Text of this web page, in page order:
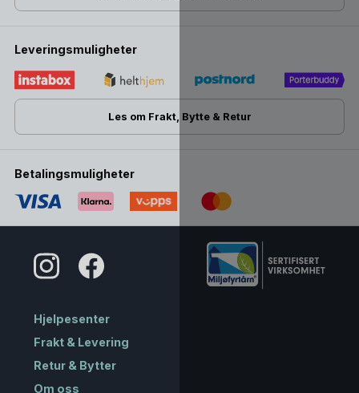
Leveringsmuligheter
Les om Frakt, Bytte & Retur
Betalingsmuligheter
Hjelpesenter
Frakt & Levering
Retur & Bytter
Om oss